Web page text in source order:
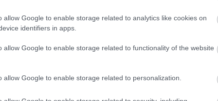
allow Google to enable storage related to analytics like cookies on
identifiers in apps.
allow Google to enable storage related to functionality of the website
allow Google to enable storage related to personalization.
φωτιάς, είναι παθιασμένοι και διακρίνονται
από κάποια άλλα ζώδια.
αυτού, μοιάζουν εγωιστές και αδιάφοροι στους
γνωρίζετε αρκετά καλά, θα σας είναι πιστοί